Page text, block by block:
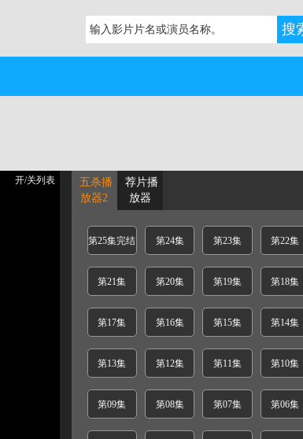
开/关列表
五杀播
放器2
荐片播
放器
第25集完结 第24集 第23集 第22集
第21集 第20集 第19集 第18集
第17集 第16集 第15集 第14集
第13集 第12集 第11集 第10集
第09集 第08集 第07集 第06集